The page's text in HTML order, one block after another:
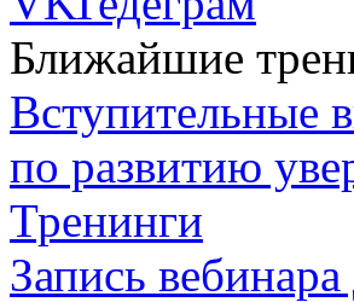
Ближайшие
Вступительные
по развитию
Тренинги
Запись